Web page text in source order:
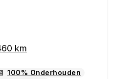
km
100% Onderhouden